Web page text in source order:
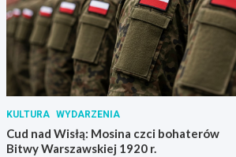
KULTURA WYDARZENIA
Cud nad Wisłą: Mosina czci bohaterów
Bitwy Warszawskiej 1920 r.